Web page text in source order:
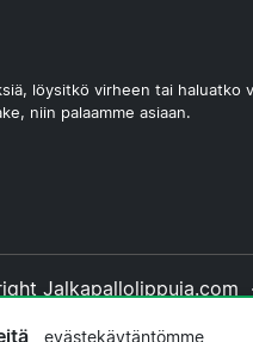
löysitkö virheen tai haluatko
niin palaamme asiaan.
Jalkapallolippuja.com
evästekäytäntömme